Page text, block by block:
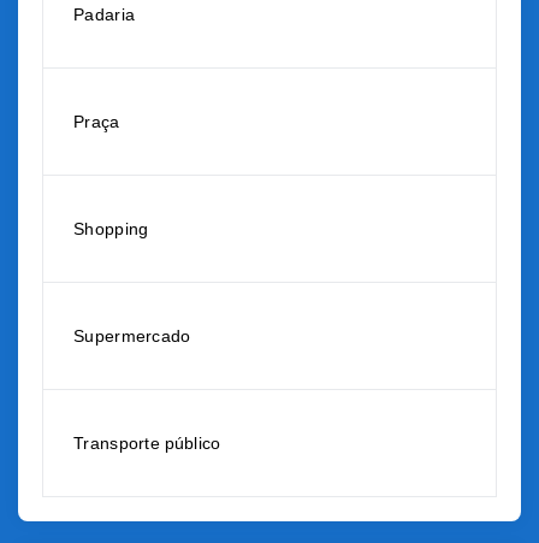
Padaria
Praça
Shopping
Supermercado
Transporte público